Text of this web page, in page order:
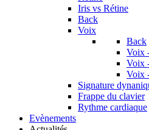
Iris vs Rétine
Back
Voix
Back
Voix
Voix
Voix
Signature
Frappe du clavier
Rythme cardiaque
Evènements